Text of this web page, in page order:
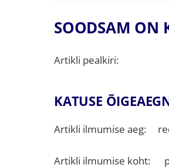
SOODSAM ON
Artikli pealkiri:
KATUSE
Artikli ilmumise aeg:
Artikli ilmumise koht: